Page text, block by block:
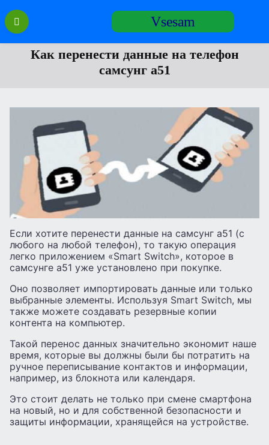
Перейти
содержанию
Vsesam
Как перенести данные на телефон
самсунг а51
Если хотите перенести данные на самсунг а51 (с
любого на любой телефон), то такую операция
легко приложением «Smart Switch», которое в
самсунге а51 уже установлено при покупке.
Оно позволяет импортировать данные или только
выбранные элементы. Используя Smart Switch, мы
также можете создавать резервные копии
контента на компьютер.
Такой перенос данных значительно экономит наше
время, которые вы должны были бы потратить на
ручное переписывание контактов и информации,
например, из блокнота или календаря.
Это стоит делать не только при смене смартфона
на новый, но и для собственной безопасности и
защиты информации, хранящейся на устройстве.